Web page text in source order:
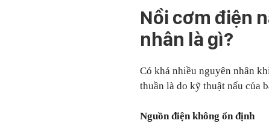
Nồi cơm điện
nhân là gì?
Có khá nhiều nguyên nhân
thuần là do kỹ thuật nấu của
Nguồn điện không ổn định